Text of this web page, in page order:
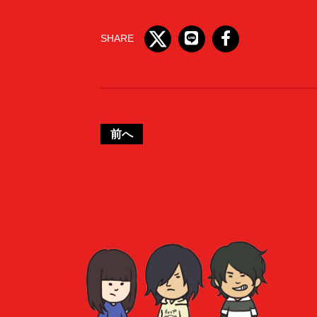
SHARE
前へ